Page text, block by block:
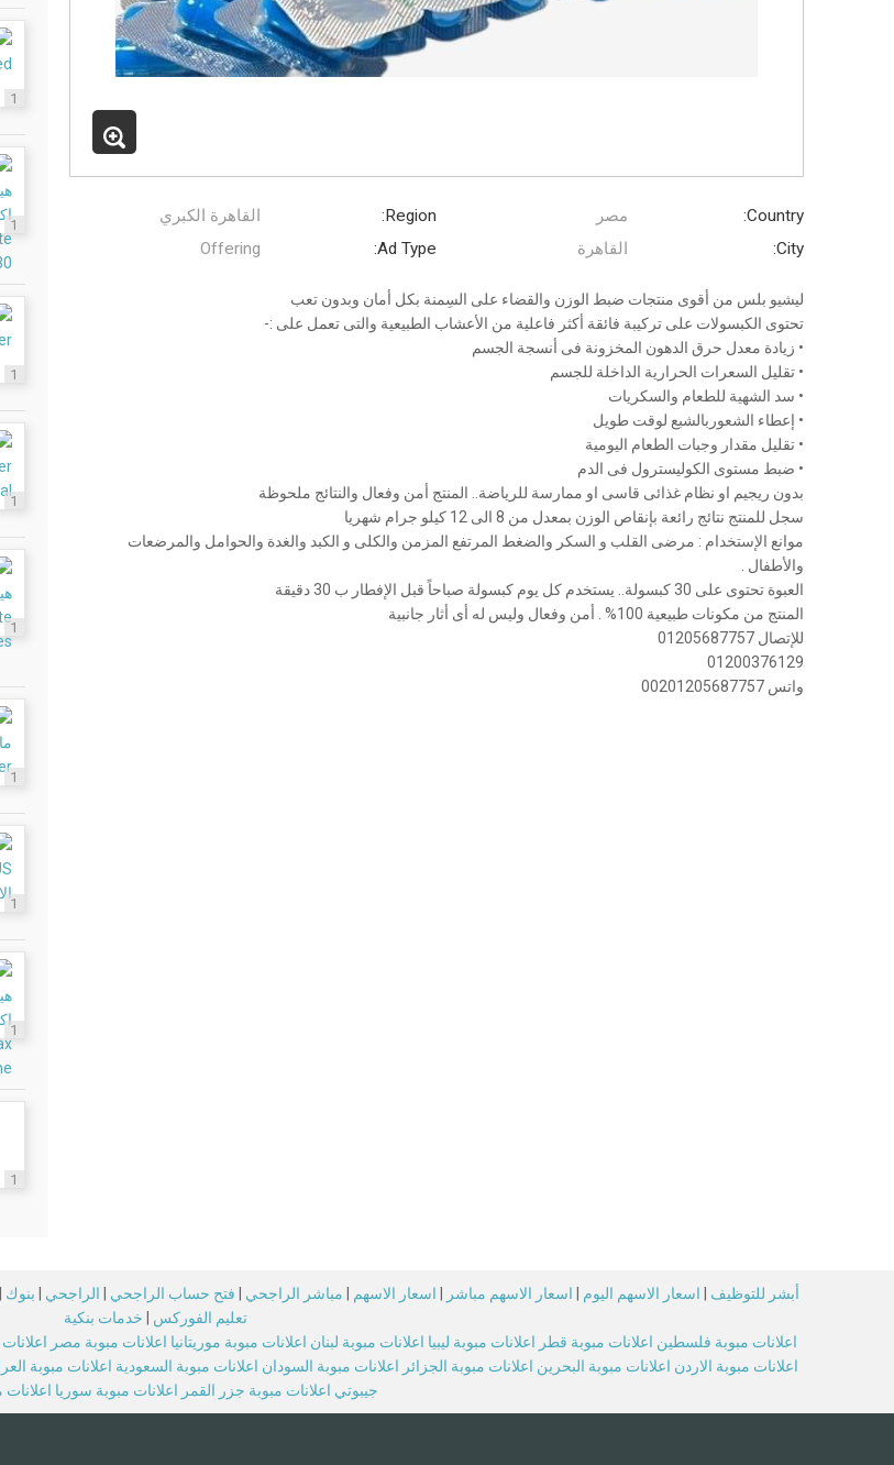
Country: مصر Region:
القاهرة الكبري
City:
القاهرة Ad Type:
Offering
ليشيو بلس من أقوى منتجات ضبط الوزن والقضاء على السِمنة بكل أمان وبدون تعب
تحتوى الكبسولات على تركيبة فائقة أكثر فاعلية من الأعشاب الطبيعية والتى تعمل على :-
• زيادة معدل حرق الدهون المخزونة فى أنسجة الجسم
• تقليل السعرات الحرارية الداخلة للجسم
• سد الشهية للطعام والسكريات
• إعطاء الشعوربالشبع لوقت طويل
• تقليل مقدار وجبات الطعام اليومية
• ضبط مستوى الكوليسترول فى الدم
بدون ريجيم او نظام غذائى قاسى او ممارسة للرياضة.. المنتج أمن وفعال والنتائج ملحوظة
سجل للمنتج نتائج رائعة بإنقاص الوزن بمعدل من 8 الى 12 كيلو جرام شهريا
موانع الإستخدام : مرضى القلب و السكر والضغط المرتفع المزمن والكلى و الكبد والغدة والحوامل والمرضعات
والأطفال .
العبوة تحتوى على 30 كبسولة.. يستخدم كل يوم كبسولة صباحاً قبل الإفطار ب 30 دقيقة
المنتج من مكونات طبيعية 100% . أمن وفعال وليس له أى أثار جانبية
للإتصال 01205687757
01200376129
واتس 00201205687757
1
1
1
1
1
1
1
1
1
أبشر للتوظيف اسعار الاسهم اليوم اسعار الاسهم مباشر اسعار الاسهم مباشر الراجحي فتح حساب الراجحي الراجحي بنوك
تعليم الفوركس
خدمات بنكية
اعلانات مبوبة فلسطين اعلانات مبوبة قطر اعلانات مبوبة ليبيا اعلانات مبوبة لبنان اعلانات مبوبة موريتانيا اعلانات مبوبة مصر
اعلانات مبوبة الاردن اعلانات مبوبة البحرين اعلانات مبوبة الجزائر اعلانات مبوبة السودان اعلانات مبوبة السعودية اعلانات مبوبة
جيبوتي اعلانات مبوبة جزر القمر اعلانات مبوبة سوريا